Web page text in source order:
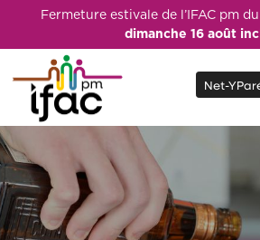
Fermeture estivale de l’IFAC pm du
dimanche 16 août
Net-